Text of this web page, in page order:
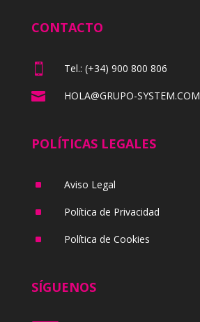
CONTACTO
 Tel.: (+34) 900 800 806
 HOLA@GRUPO-SYSTEM.COM
POLÍTICAS LEGALES
^ Aviso Legal
^ Política de Privacidad
^ Política de Cookies
SÍGUENOS